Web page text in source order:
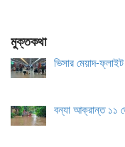
মুক্তকথা
ভিসার মেয়াদ-ফ্লাইট
বন্যা আক্রান্ত ১১